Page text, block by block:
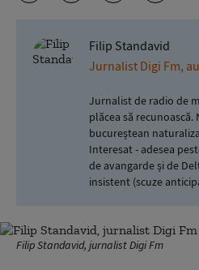
Filip Standavid
Jurnalist Digi Fm,
Jurnalist de radio de
plăcea să recunoască.
bucureștean
Interesat - adesea
de avangarde și de
insistent (scuze
Filip Standavid, jurnalist Digi Fm